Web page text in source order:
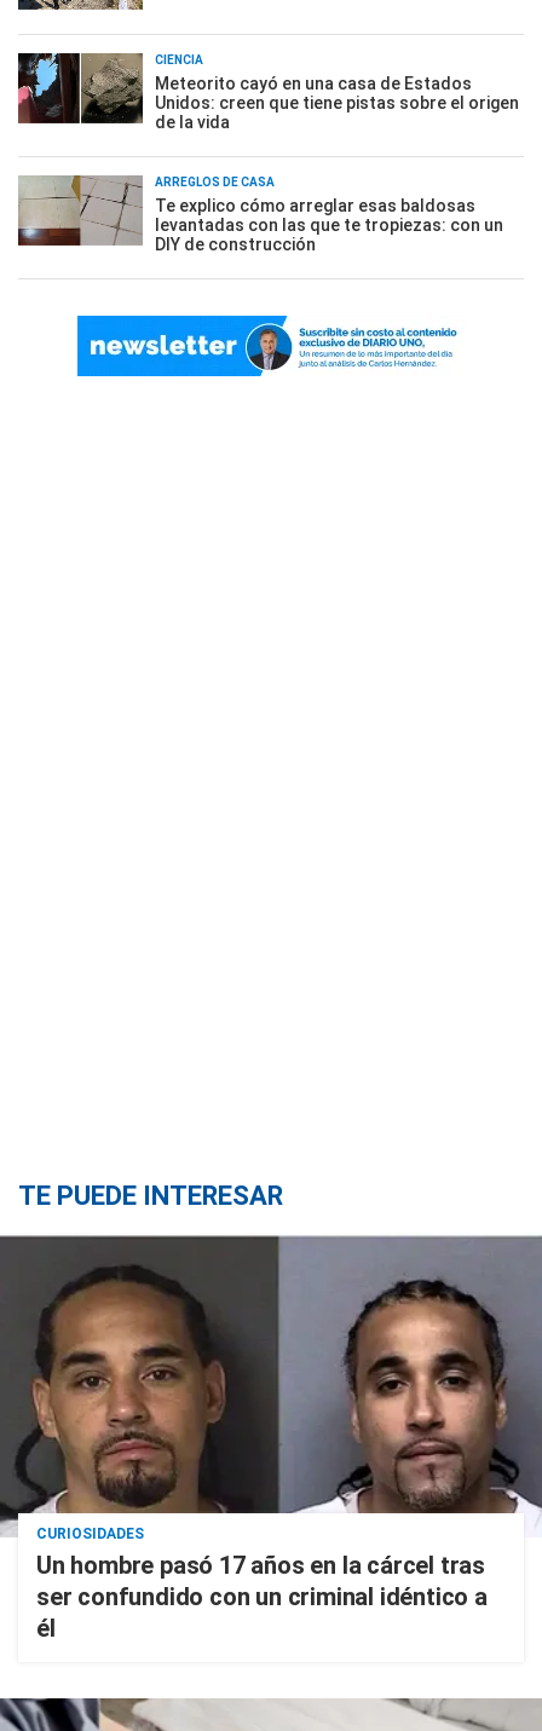
CIENCIA
Meteorito cayó en una casa de Estados
Unidos: creen que tiene pistas sobre el origen
de la vida
ARREGLOS DE CASA
Te explico cómo arreglar esas baldosas
levantadas con las que te tropiezas: con un
DIY de construcción
TE PUEDE INTERESAR
CURIOSIDADES
Un hombre pasó 17 años en la cárcel tras
ser confundido con un criminal idéntico a
él